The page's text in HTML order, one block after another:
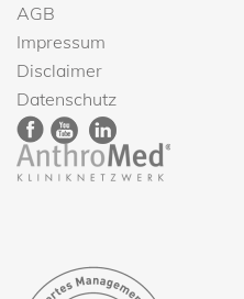
AGB
Impressum
Disclaimer
Datenschutz